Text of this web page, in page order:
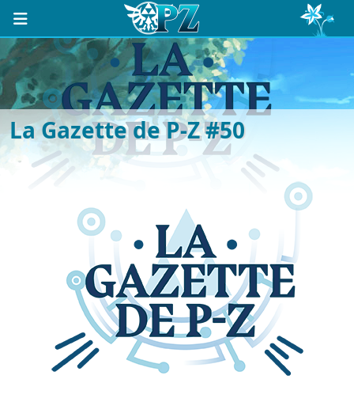
La Gazette de P-Z #50